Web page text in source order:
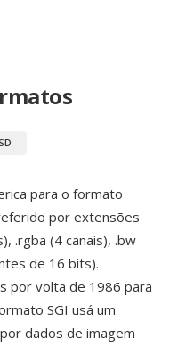
para o formato
por extensões
.rgba (4 canais), .bw
de 16 bits).
por volta de 1986 para
SGI usá um
dados de imagem